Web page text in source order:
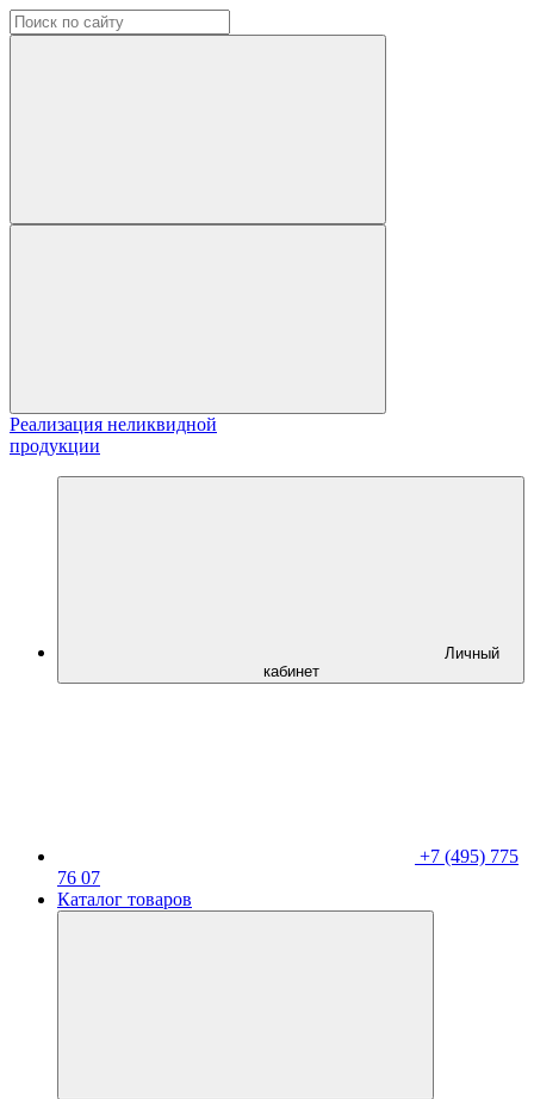
Реализация неликвидной
продукции
Личный
кабинет
+7 (495) 775
76 07
Каталог товаров